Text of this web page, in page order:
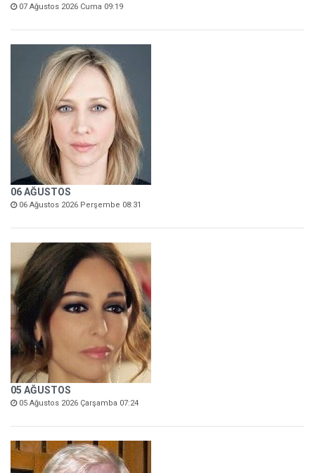
07 Ağustos 2026 Cuma 09:19
06 AĞUSTOS
06 Ağustos 2026 Perşembe 08:31
05 AĞUSTOS
05 Ağustos 2026 Çarşamba 07:24